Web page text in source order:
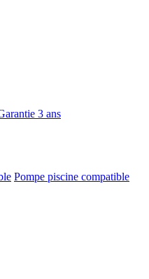
3 ans
Pompe piscine compatible